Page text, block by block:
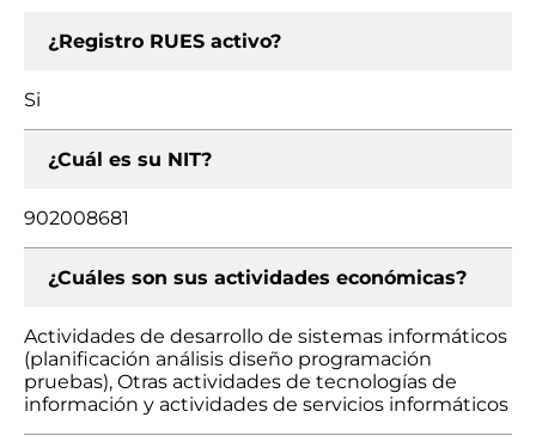
¿Registro RUES activo?
Si
¿Cuál es su NIT?
902008681
¿Cuáles son sus actividades económicas?
Actividades de desarrollo de sistemas informáticos
(planificación análisis diseño programación
pruebas), Otras actividades de tecnologías de
información y actividades de servicios informáticos